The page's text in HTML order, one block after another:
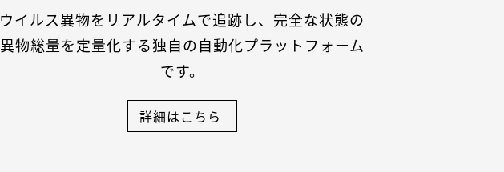
ウイルス異物をリアルタイムで追跡し、完全な状態の
異物総量を定量化する独自の自動化プラットフォーム
です。
詳細はこちら